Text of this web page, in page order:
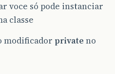
voce só pode instanciar
classe
modificador private no